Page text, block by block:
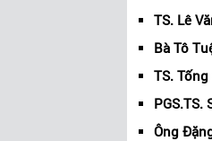
TS. Lê
Bà Tô
TS.
PGS.TS.
Ông